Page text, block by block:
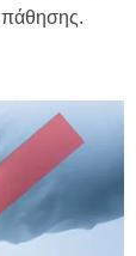
πάθησης.